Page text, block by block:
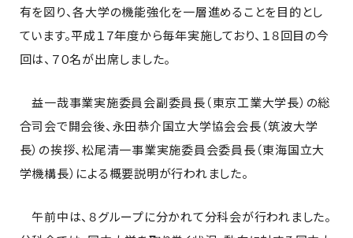
有を図り、各大学の機能強化を一層進めることを目的とし
ています。平成１７年度から毎年実施しており、１８回目の今
回は、７０名が出席しました。
益一哉事業実施委員会副委員長（東京工業大学長）の総
合司会で開会後、永田恭介国立大学協会会長（筑波大学
長）の挨拶、松尾清一事業実施委員会委員長（東海国立大
学機構長）による概要説明が行われました。
午前中は、８グループに分かれて分科会が行われました。